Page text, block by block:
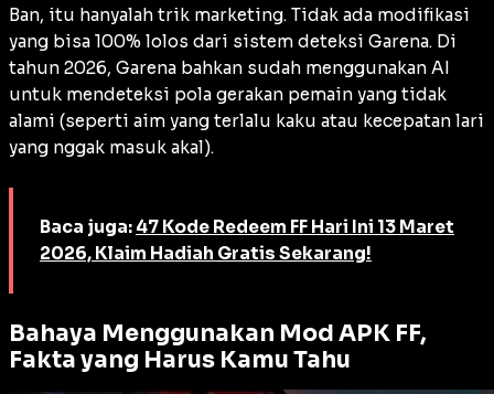
Ban, itu hanyalah trik marketing. Tidak ada modifikasi
yang bisa 100% lolos dari sistem deteksi Garena. Di
tahun 2026, Garena bahkan sudah menggunakan AI
untuk mendeteksi pola gerakan pemain yang tidak
alami (seperti aim yang terlalu kaku atau kecepatan lari
yang nggak masuk akal).
Baca juga: 47 Kode Redeem FF Hari Ini 13 Maret
2026, Klaim Hadiah Gratis Sekarang!
Bahaya Menggunakan Mod APK FF,
Fakta yang Harus Kamu Tahu